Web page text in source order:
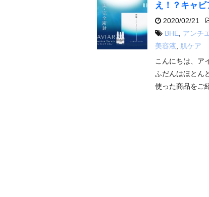
え！？キャ
2020/02/21
BHE アンチ
美容液
肌ケア
こんにちは、ア
ふだんはほとん
使った商品をご